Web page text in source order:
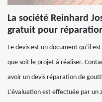
La société Reinhard
gratuit pour
Le devis est un document qu’il
que soit le projet à réaliser.
avoir un devis réparation de
L’évaluation est effectuée par